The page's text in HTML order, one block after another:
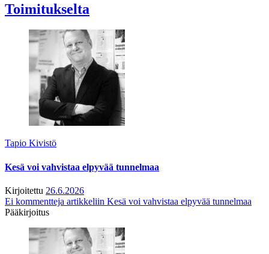
Toimitukselta
Tapio Kivistö
Kesä voi vahvistaa elpyvää tunnelmaa
Kirjoitettu 26.6.2026
Ei kommentteja artikkeliin Kesä voi vahvistaa elpyvää tunnelmaa
Pääkirjoitus